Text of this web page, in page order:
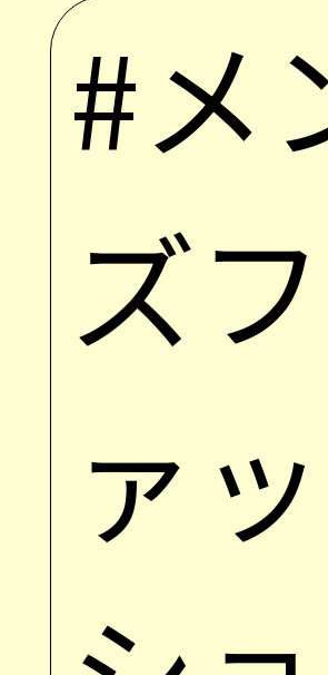
#メ
ズフ
ァッ